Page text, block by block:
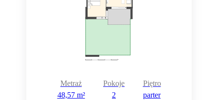
Metraż
48,57 m²
Pokoje
2
Piętro
parter